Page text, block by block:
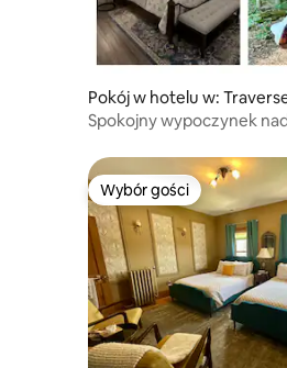
Pokój w hotelu w:
Spokojny wypoczynek
Wybór gości
Wybór gości